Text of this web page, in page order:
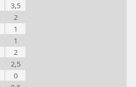
3,5
2
1
1
2
2,5
0